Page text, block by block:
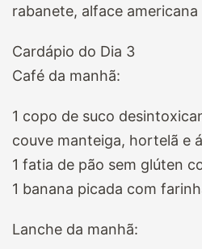
rabanete, alface americana
Cardápio do Dia 3
Café da manhã:
1 copo de suco
couve manteiga, hortelã e
1 fatia de pão sem glúten
1 banana picada com
Lanche da manhã: